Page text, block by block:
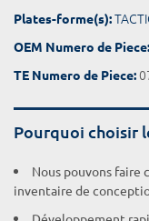
Plates-forme(s):
OEM Numero de Piece:
TE Numero de Piece:
Pourquoi choisir
Nous pouvons faire
inventaire de